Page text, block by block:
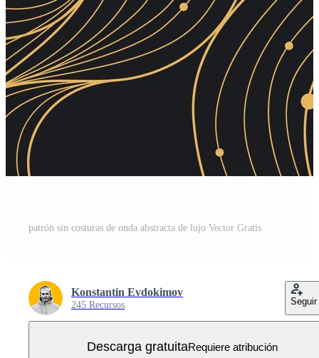
patrón sin costuras de onda abstracta de lujo Vector Gratis
Konstantin Evdokimov
245 Recursos Seguir
Descarga gratuitaRequiere atribución